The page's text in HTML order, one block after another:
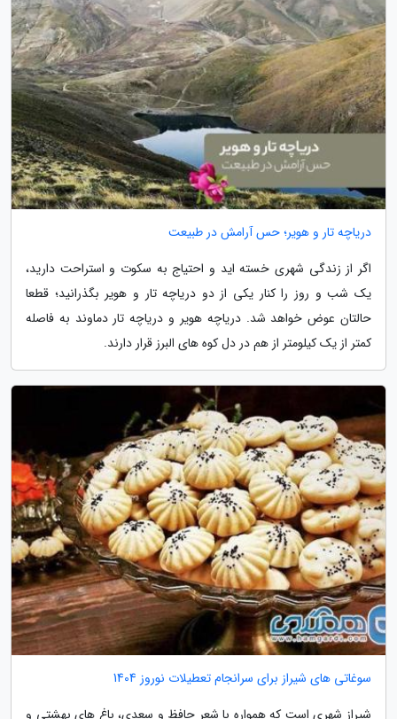
دریاچه تار و هویر؛ حس آرامش در طبیعت
اگر از زندگی شهری خسته اید و احتیاج به سکوت و استراحت دارید،
یک شب و روز را کنار یکی از دو دریاچه تار و هویر بگذرانید؛ قطعا
حالتان عوض خواهد شد. دریاچه هویر و دریاچه تار دماوند به فاصله
کمتر از یک کیلومتر از هم در دل کوه های البرز قرار دارند.
سوغاتی های شیراز برای سرانجام تعطیلات نوروز 1404
شیراز شهری است که همواره با شعر حافظ و سعدی، باغ های بهشتی و